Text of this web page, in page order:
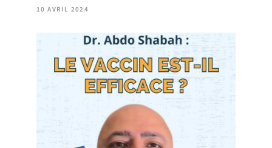
10 AVRIL 2024